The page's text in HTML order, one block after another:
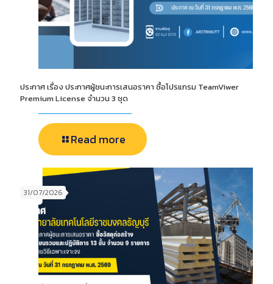
ประกาศ เรื่อง ประกาศผู้ชนะการเสนอราคา ซื้อโปรแกรม TeamViwer
Premium License จำนวน 3 ชุด
Read more
31/07/2026